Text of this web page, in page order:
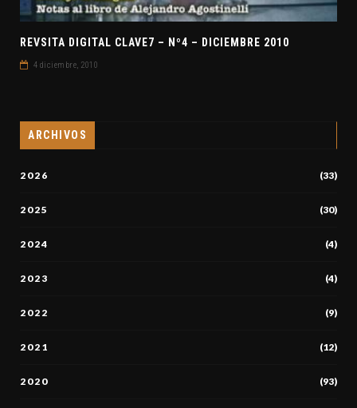
REVSITA DIGITAL CLAVE7 – Nº4 – DICIEMBRE 2010
4 diciembre, 2010
ARCHIVOS
2026 (33)
2025 (30)
2024 (4)
2023 (4)
2022 (9)
2021 (12)
2020 (93)